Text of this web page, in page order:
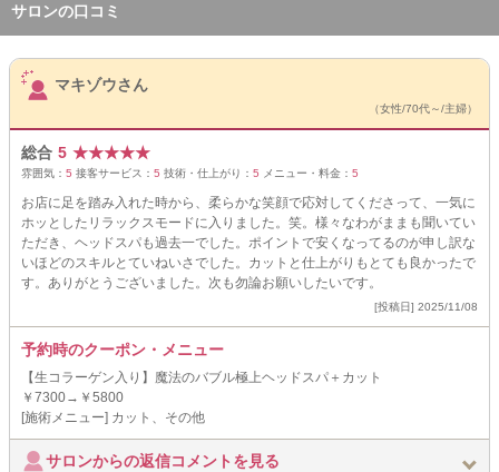
サロンの口コミ
サロンPick Up
マキゾウさん
（女性/70代～/主婦）
総合 5 ★★★★★
雰囲気： 5 接客サービス： 5 技術・仕上がり： 5 メニュー・料金： 5
お店に足を踏み入れた時から、柔らかな笑顔で応対してくださって、一気に
ホッとしたリラックスモードに入りました。笑。様々なわがままも聞いてい
ただき、ヘッドスパも過去一でした。ポイントで安くなってるのが申し訳な
いほどのスキルとていねいさでした。カットと仕上がりもとても良かったで
す。ありがとうございました。次も勿論お願いしたいです。
[投稿日] 2025/11/08
予約時のクーポン・メニュー
【生コラーゲン入り】魔法のバブル極上ヘッドスパ＋カット
￥7300→￥5800
[施術メニュー] カット、その他
サロンからの返信コメントを見る